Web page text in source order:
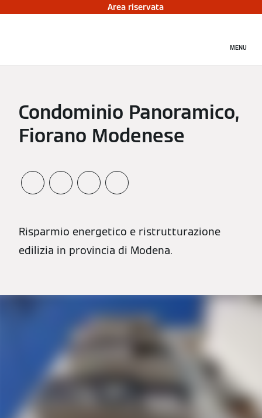
Area riservata
MENU
Condominio Panoramico,
Fiorano Modenese
Risparmio energetico e ristrutturazione
edilizia in provincia di Modena.